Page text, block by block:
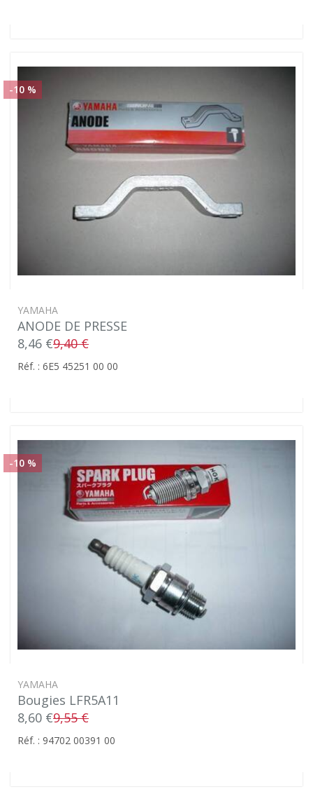
-10 %
YAMAHA
ANODE DE PRESSE
8,46 €9,40 €
Réf. : 6E5 45251 00 00
-10 %
YAMAHA
Bougies LFR5A11
8,60 €9,55 €
Réf. : 94702 00391 00